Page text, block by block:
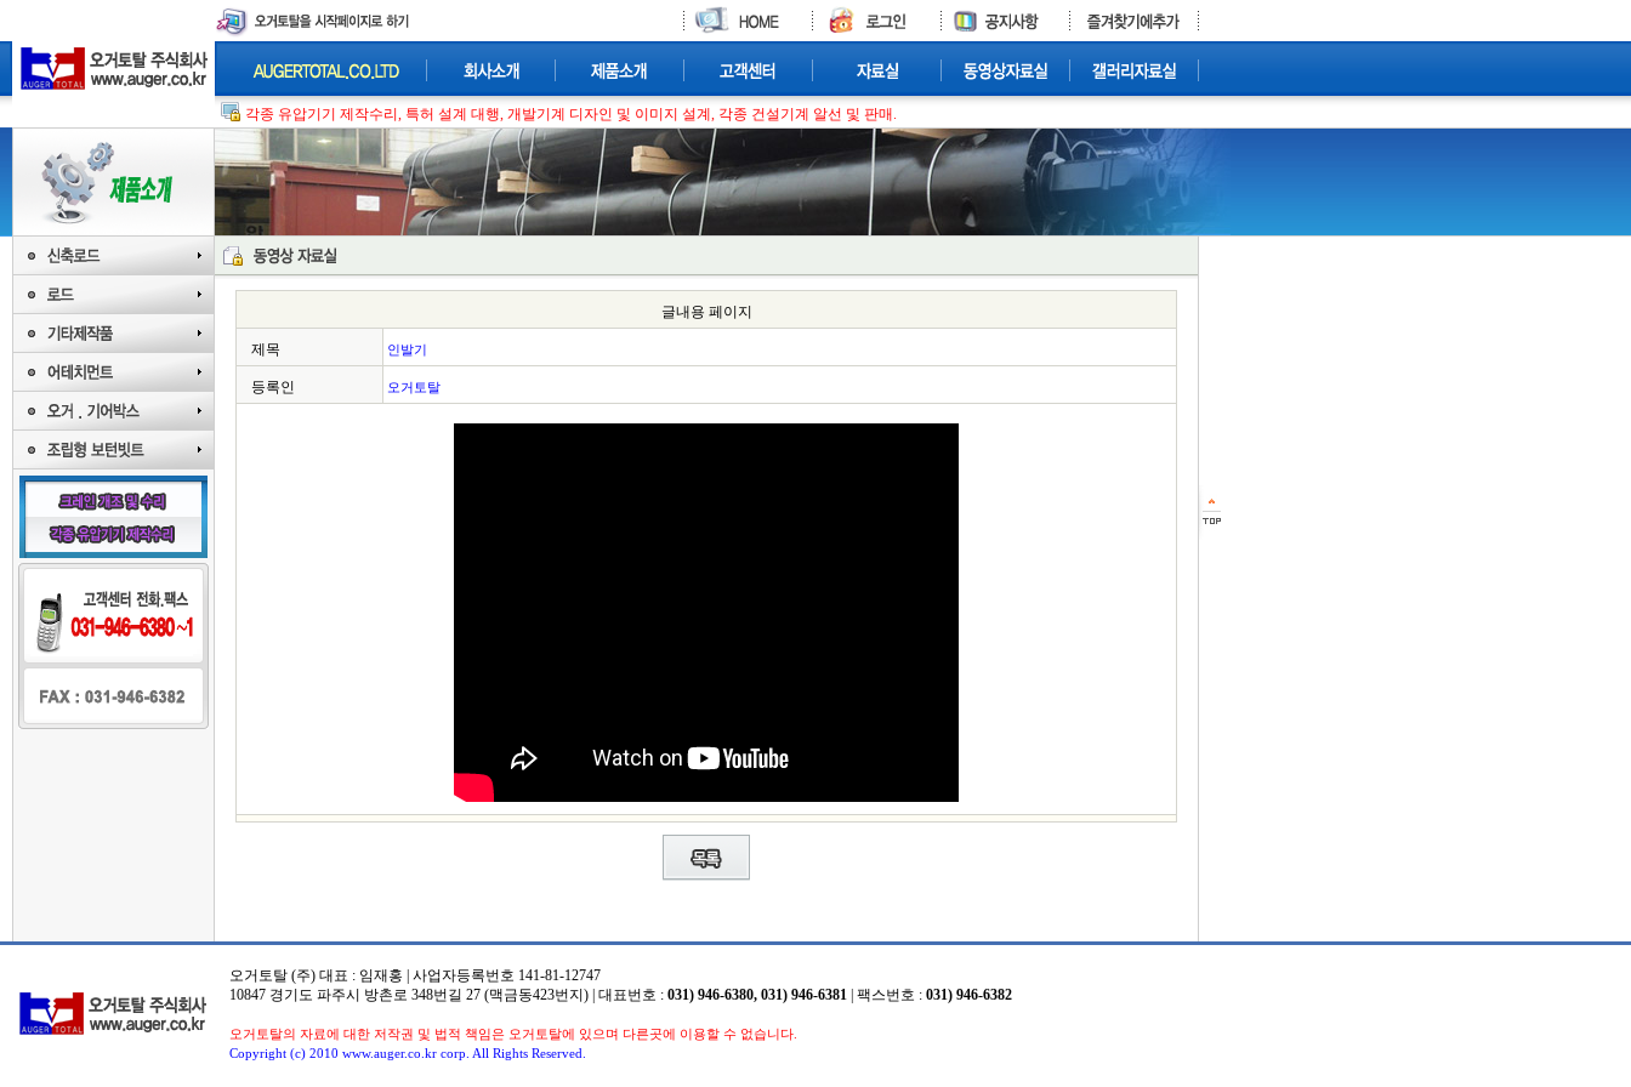
각종 유압기기 제작수리, 특허 설계 대행, 개발기계 디자인 및 이미지 설계, 각종 건설기계 알선 및 판매.
글내용 페이지
제목 인발기
등록인 오거토탈
오거토탈 (주) 대표 : 임재홍 | 사업자등록번호 141-81-12747
10847 경기도 파주시 방촌로 348번길 27 (맥금동423번지) | 대표번호 : 031) 946-6380, 031) 946-6381 | 팩스번호 : 031) 946-6382
오거토탈의 자료에 대한 저작권 및 법적 책임은 오거토탈에 있으며 다른곳에 이용할 수 없습니다.
Copyright (c) 2010 www.auger.co.kr corp. All Rights Reserved.